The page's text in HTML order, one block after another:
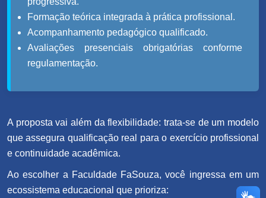
Formação teórica integrada à prática profissional.
Acompanhamento pedagógico qualificado.
Avaliações presenciais obrigatórias conforme
regulamentação.
A proposta vai além da flexibilidade: trata-se de um modelo
que assegura qualificação real para o exercício profissional
e continuidade acadêmica.
Ao escolher a Faculdade FaSouza, você ingressa em um
ecossistema educacional que prioriza: